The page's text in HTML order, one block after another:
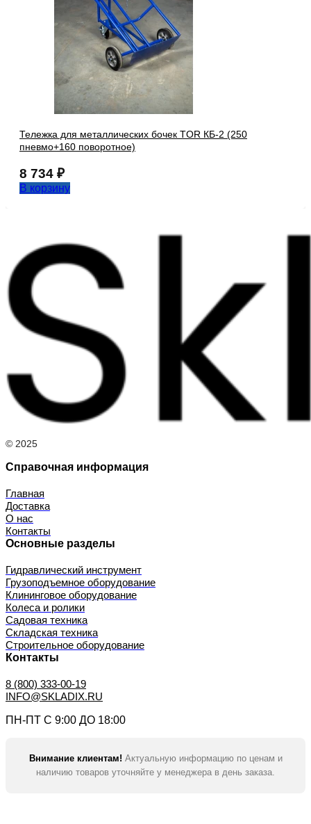
Тележка для металлических бочек TOR КБ-2 (250
пневмо+160 поворотное)
8 734 ₽
В корзину
© 2025
Справочная информация
Главная
Доставка
О нас
Контакты
Основные разделы
Гидравлический инструмент
Грузоподъемное оборудование
Клининговое оборудование
Колеса и ролики
Садовая техника
Складская техника
Строительное оборудование
Контакты
8 (800) 333-00-19
INFO@SKLADIX.RU
ПН-ПТ С 9:00 ДО 18:00
Внимание клиентам! Актуальную информацию по ценам и
наличию товаров уточняйте у менеджера в день заказа.